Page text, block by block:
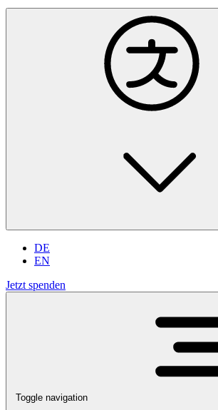
DE
EN
Jetzt spenden
Toggle navigation